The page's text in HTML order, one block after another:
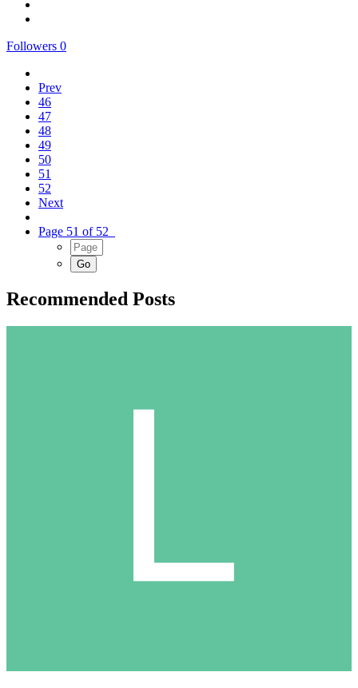
Followers 0
Prev
46
47
48
49
50
51
52
Next
Page 51 of 52
Recommended Posts